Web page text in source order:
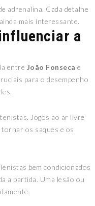
adrenalina. Cada detalhe
mais interessante.
a
entre João Fonseca e
para o desempenho
Jogos ao ar livre
os saques e os
bem condicionados
a partida. Uma lesão ou